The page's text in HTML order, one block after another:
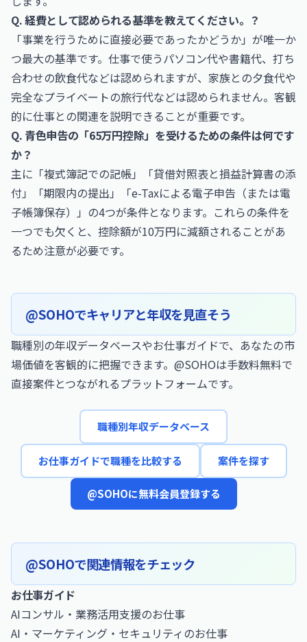
Q. 経費として認められる基準を教えてください。？
「事業を行うために直接必要であったかどうか」が唯一か
つ最大の基準です。仕事で使うパソコン代や書籍代、打ち
合わせの飲食代などは認められますが、家族との夕食代や
完全なプライベートの旅行代などは認められません。客観
的に仕事との関連を説明できることが重要です。
Q. 青色申告の「65万円控除」を受けるための条件は何です
か？
主に「複式簿記での記帳」「貸借対照表と損益計算書の添
付」「期限内の提出」「e-Taxによる電子申告（または電
子帳簿保存）」の4つが条件となります。これらの条件を
一つでも欠くと、控除額が10万円に減額されることがあ
るため注意が必要です。
@SOHOでキャリアと年収を見直そう
職種別の年収データベースやお仕事ガイドで、あなたの市
場価値を客観的に把握できます。@SOHOは手数料無料で
直接案件とつながれるプラットフォームです。
職種別年収データベース
お仕事ガイドで職種を比較する 案件を探す
@SOHOに無料会員登録する
@SOHOで関連情報をチェック
お仕事ガイド
AIコンサル・業務活用支援のお仕事
AI・マーケティング・セキュリティのお仕事